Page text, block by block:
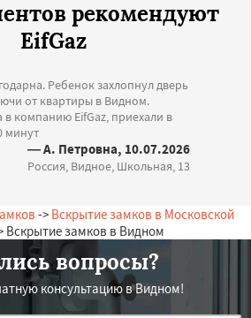
рекомендуют
EifGaz
Ребенок захлопнул дверь
от квартиры в Видном.
в компанию EifGaz, приехали в
минут
— А. Петровна, 10.07.2026
Россия, Видное, Школьная, 13
-> Вскрытие замков в Московской
Вскрытие замков в Видном
вопросы?
консультацию в Видном!